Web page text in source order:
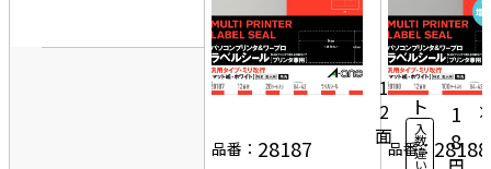
品番： 28187
1
2
面
20
シ
ー
ト
入
数
違
い
1,
5
1
8
8
4
2
品番： 28188